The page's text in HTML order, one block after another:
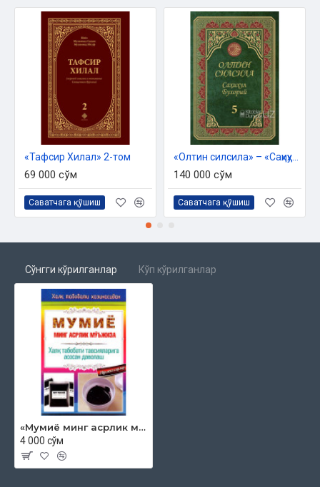
«Тафсир Хилал» 2-том
69 000 сўм
Саватчага қўшиш
140 000 сўм
Саватчага қўшиш
Сўнгги кўрилганлар Кўп кўрилганлар
«Мумиё минг асрлик мўъжиза»
4 000 сўм